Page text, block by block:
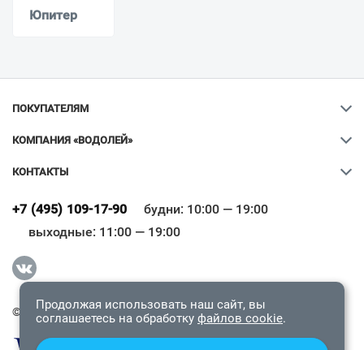
Юпитер
ПОКУПАТЕЛЯМ
КОМПАНИЯ «ВОДОЛЕЙ»
КОНТАКТЫ
+7 (495) 109-17-90
будни: 10:00 — 19:00
выходные: 11:00 — 19:00
© 2009-2026 «Водолей Онлайн». Все права защищены.
Всё верно
Продолжая использовать наш сайт, вы
соглашаетесь на обработку файлов cookie.